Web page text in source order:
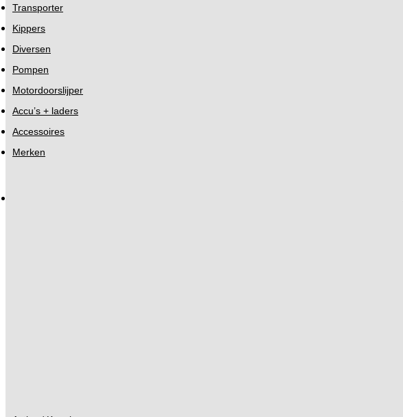
Transporter
Kippers
Diversen
Pompen
Motordoorslijper
Accu’s + laders
Accessoires
Merken